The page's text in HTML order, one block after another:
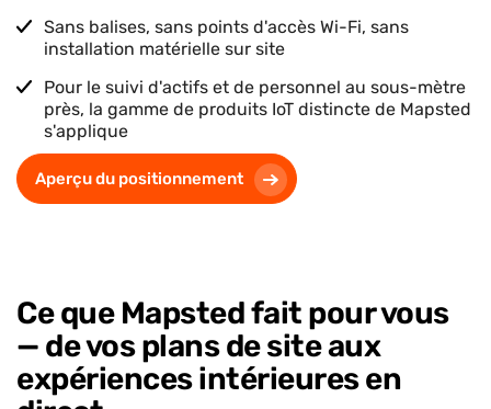
Sans balises, sans points d'accès Wi-Fi, sans
installation matérielle sur site
Pour le suivi d'actifs et de personnel au sous-mètre
près, la gamme de produits IoT distincte de Mapsted
s'applique
Aperçu du positionnement
Ce que Mapsted fait pour vous
— de vos plans de site aux
expériences intérieures en